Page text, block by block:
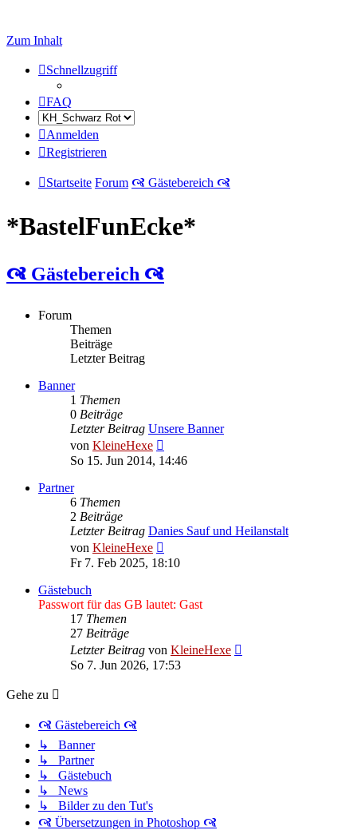
Zum Inhalt
Schnellzugriff
FAQ
Anmelden
Registrieren
Startseite Forum 🙧 Gästebereich 🙧
*BastelFunEcke*
🙧 Gästebereich 🙧
Forum
Themen
Beiträge
Letzter Beitrag
Banner
1 Themen
0 Beiträge
Letzter Beitrag Unsere Banner
von KleineHexe
Beitrag
So 15. Jun 2014, 14:46
Partner
6 Themen
2 Beiträge
Letzter Beitrag Danies Sauf und Heilanstalt
von KleineHexe
Beitrag
Fr 7. Feb 2025, 18:10
Gästebuch
Passwort für das GB lautet: Gast
17 Themen
27 Beiträge
Letzter Beitrag von KleineHexe
So 7. Jun 2026, 17:53
Gehe zu
🙧 Gästebereich 🙧
↳ Banner
↳ Partner
↳ Gästebuch
↳ News
↳ Bilder zu den Tut's
🙧 Übersetzungen in Photoshop 🙧